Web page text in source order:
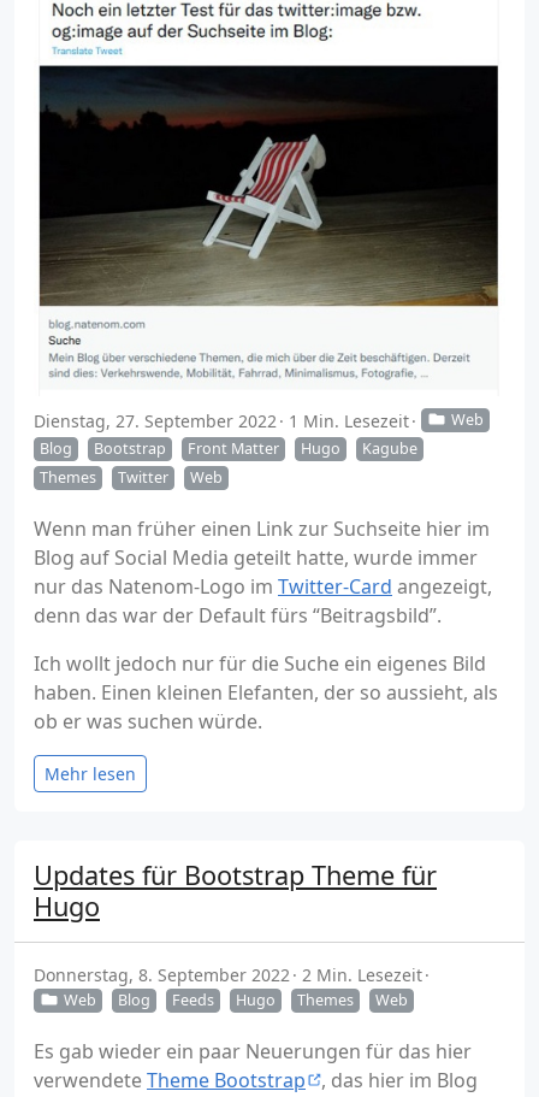
Dienstag, 27. September 2022 1 Min. Lesezeit
Web
Blog
Bootstrap Front Matter Hugo
Kagube
Themes
Twitter Web
Wenn man früher einen Link zur Suchseite hier im
Blog auf Social Media geteilt hatte, wurde immer
nur das Natenom-Logo im Twitter-Card angezeigt,
denn das war der Default fürs “Beitragsbild”.
Ich wollt jedoch nur für die Suche ein eigenes Bild
haben. Einen kleinen Elefanten, der so aussieht, als
ob er was suchen würde.
Mehr lesen
Updates für Bootstrap Theme für
Hugo
Donnerstag, 8. September 2022 2 Min. Lesezeit
Web Blog Feeds Hugo Themes Web
Es gab wieder ein paar Neuerungen für das hier
verwendeteTheme Bootstrap
, das hier im Blog